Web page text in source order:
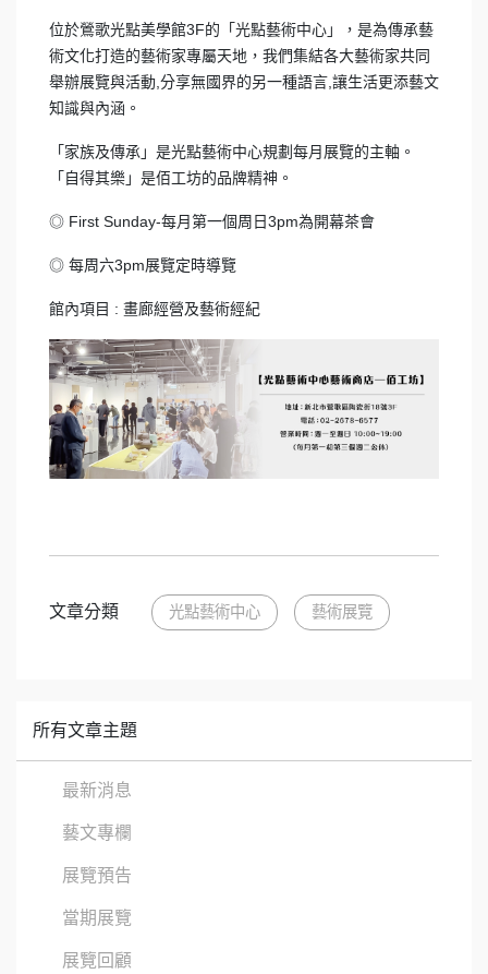
位於鶯歌光點美學館3F的「光點藝術中心」，是為傳承藝
術文化打造的藝術家專屬天地，我們集結各大藝術家共同
舉辦展覽與活動,分享無國界的另一種語言,讓生活更添藝文
知識與內涵。
「家族及傳承」是光點藝術中心規劃每月展覽的主軸。
「自得其樂」是佰工坊的品牌精神。
◎ First Sunday-每月第一個周日3pm為開幕茶會
◎ 每周六3pm展覽定時導覽
館內項目 : 畫廊經營及藝術經紀
文章分類 光點藝術中心 藝術展覽
所有文章主題
最新消息
藝文專欄
展覽預告
當期展覽
展覽回顧